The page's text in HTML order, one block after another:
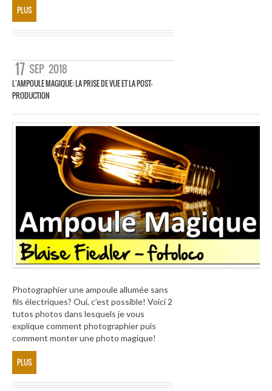
PLUS
17 SEP 2018
L’AMPOULE MAGIQUE: LA PRISE DE VUE ET LA POST-
PRODUCTION
Photographier une ampoule allumée sans
fils électriques? Oui, c’est possible! Voici 2
tutos photos dans lesquels je vous
explique comment photographier puis
comment monter une photo magique!
PLUS